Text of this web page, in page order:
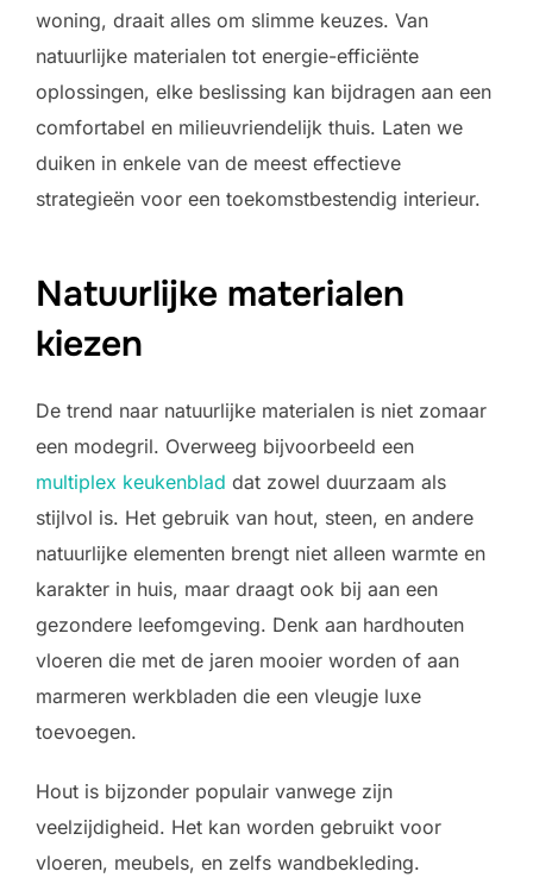
woning, draait alles om slimme keuzes. Van
natuurlijke materialen tot energie-efficiënte
oplossingen, elke beslissing kan bijdragen aan een
comfortabel en milieuvriendelijk thuis. Laten we
duiken in enkele van de meest effectieve
strategieën voor een toekomstbestendig interieur.
Natuurlijke materialen
kiezen
De trend naar natuurlijke materialen is niet zomaar
een modegril. Overweeg bijvoorbeeld een
multiplex keukenblad dat zowel duurzaam als
stijlvol is. Het gebruik van hout, steen, en andere
natuurlijke elementen brengt niet alleen warmte en
karakter in huis, maar draagt ook bij aan een
gezondere leefomgeving. Denk aan hardhouten
vloeren die met de jaren mooier worden of aan
marmeren werkbladen die een vleugje luxe
toevoegen.
Hout is bijzonder populair vanwege zijn
veelzijdigheid. Het kan worden gebruikt voor
vloeren, meubels, en zelfs wandbekleding.